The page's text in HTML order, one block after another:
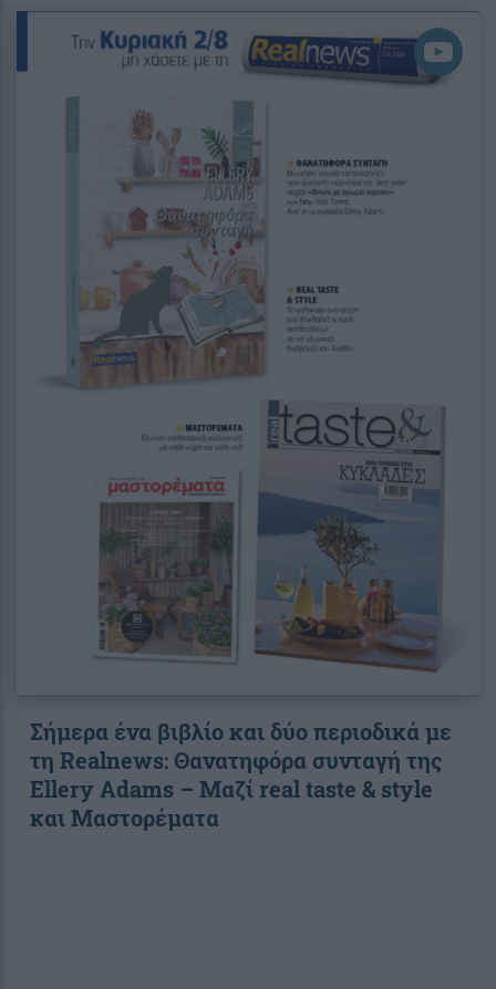
Σήμερα ένα βιβλίο και δύο περιοδικά με
τη Realnews: Θανατηφόρα συνταγή της
Ellery Adams – Μαζί real taste & style
και Μαστορέματα